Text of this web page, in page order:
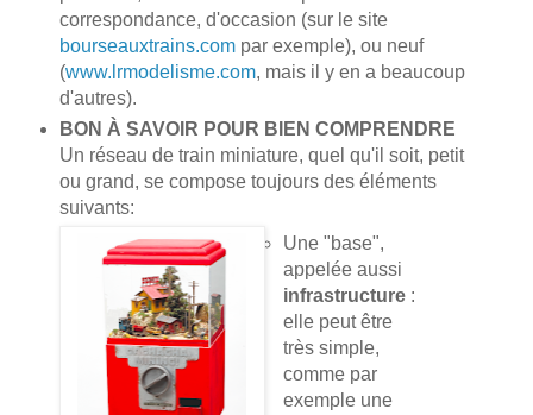
correspondance, d'occasion (sur le site
bourseauxtrains.compar exemple), ou neuf
(www.lrmodelisme.com, mais il y en a beaucoup
d'autres).
BON À SAVOIR POUR BIEN COMPRENDRE
Un réseau de train miniature, quel qu'il soit, petit
ou grand, se compose toujours des éléments
suivants:
Une "base",
appelée aussi
infrastructure :
elle peut être
très simple,
comme par
exemple une